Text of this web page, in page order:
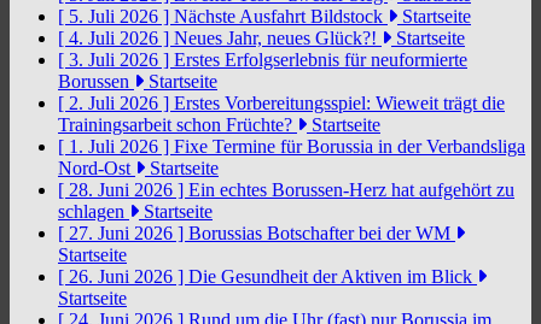
[ 5. Juli 2026 ] Nächste Ausfahrt Bildstock
Startseite
[ 4. Juli 2026 ] Neues Jahr, neues Glück?!
Startseite
[ 3. Juli 2026 ] Erstes Erfolgserlebnis für neuformierte
Borussen
Startseite
[ 2. Juli 2026 ] Erstes Vorbereitungsspiel: Wieweit trägt die
Trainingsarbeit schon Früchte?
Startseite
[ 1. Juli 2026 ] Fixe Termine für Borussia in der Verbandsliga
Nord-Ost
Startseite
[ 28. Juni 2026 ] Ein echtes Borussen-Herz hat aufgehört zu
schlagen
Startseite
[ 27. Juni 2026 ] Borussias Botschafter bei der WM
Startseite
[ 26. Juni 2026 ] Die Gesundheit der Aktiven im Blick
Startseite
[ 24. Juni 2026 ] Rund um die Uhr (fast) nur Borussia im